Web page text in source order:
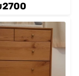
2700